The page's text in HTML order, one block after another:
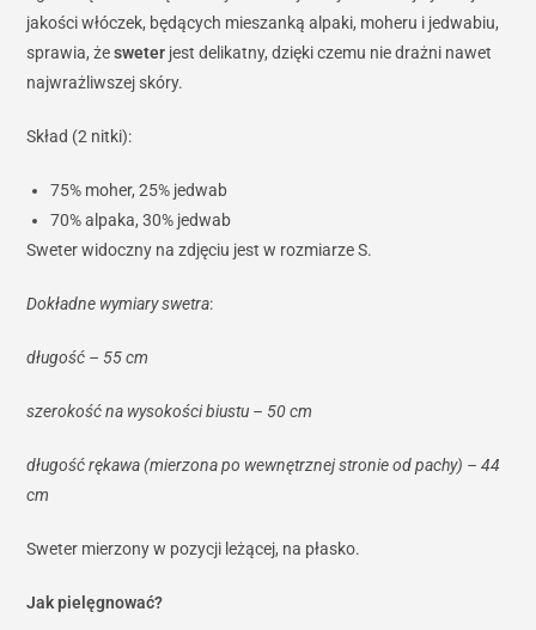
jakości włóczek, będących mieszanką alpaki, moheru i jedwabiu,
sprawia, żesweter jest delikatny, dzięki czemu nie drażni nawet
najwrażliwszej skóry.
Skład (2 nitki):
75% moher, 25% jedwab
70% alpaka, 30% jedwab
Sweter widoczny na zdjęciu jest w rozmiarze S.
Dokładne wymiary swetra:
długość – 55 cm
szerokość na wysokości biustu – 50 cm
długość rękawa (mierzona po wewnętrznej stronie od pachy) – 44
cm
Sweter mierzony w pozycji leżącej, na płasko.
Jak pielęgnować?